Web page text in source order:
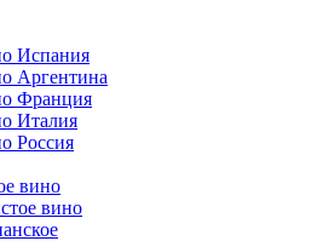
Испания
Аргентина
Франция
Италия
Россия
вино
вино